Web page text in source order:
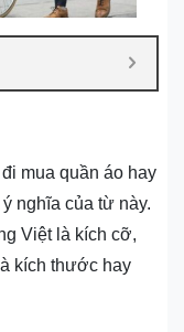
mua quần áo hay
nghĩa của từ này.
Việt là kích cỡ,
kích thước hay